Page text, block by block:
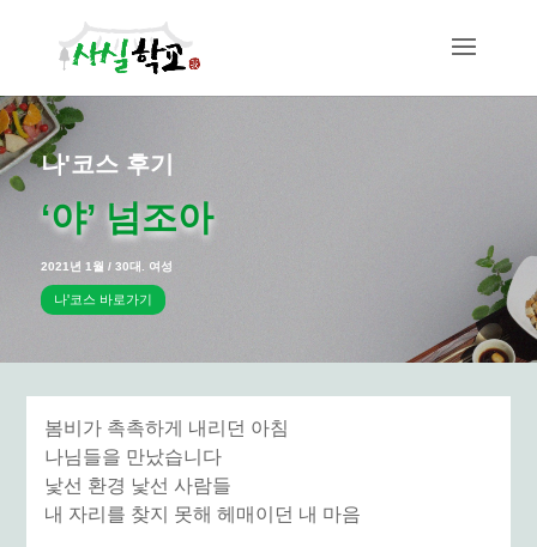
나'코스 후기
‘야’ 넘조아
2021년 1월 / 30대. 여성
나'코스 바로가기
봄비가 촉촉하게 내리던 아침
나님들을 만났습니다
낯선 환경 낯선 사람들
내 자리를 찾지 못해 헤매이던 내 마음